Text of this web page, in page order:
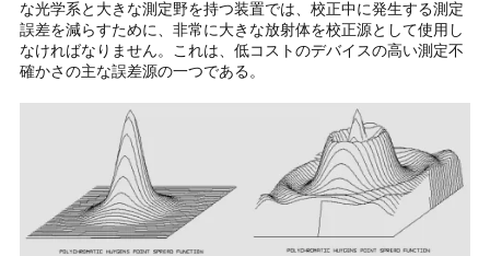
な光学系と大きな測定野を持つ装置では、校正中に発生する測定
誤差を減らすために、非常に大きな放射体を校正源として使用し
なければなりません。これは、低コストのデバイスの高い測定不
確かさの主な誤差源の一つである。